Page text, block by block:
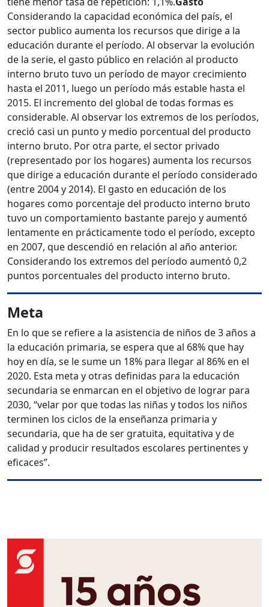
Considerando la capacidad económica del país, el
sector publico aumenta los recursos que dirige a la
educación durante el período. Al observar la evolución
de la serie, el gasto público en relación al producto
interno bruto tuvo un período de mayor crecimiento
hasta el 2011, luego un período más estable hasta el
2015. El incremento del global de todas formas es
considerable. Al observar los extremos de los períodos,
creció casi un punto y medio porcentual del producto
interno bruto. Por otra parte, el sector privado
(representado por los hogares) aumenta los recursos
que dirige a educación durante el período considerado
(entre 2004 y 2014). El gasto en educación de los
hogares como porcentaje del producto interno bruto
tuvo un comportamiento bastante parejo y aumentó
lentamente en prácticamente todo el período, excepto
en 2007, que descendió en relación al año anterior.
Considerando los extremos del período aumentó 0,2
puntos porcentuales del producto interno bruto.
Meta
En lo que se refiere a la asistencia de niños de 3 años a
la educación primaria, se espera que al 68% que hay
hoy en día, se le sume un 18% para llegar al 86% en el
2020. Esta meta y otras definidas para la educación
secundaria se enmarcan en el objetivo de lograr para
2030, “velar por que todas las niñas y todos los niños
terminen los ciclos de la enseñanza primaria y
secundaria, que ha de ser gratuita, equitativa y de
calidad y producir resultados escolares pertinentes y
eficaces”.